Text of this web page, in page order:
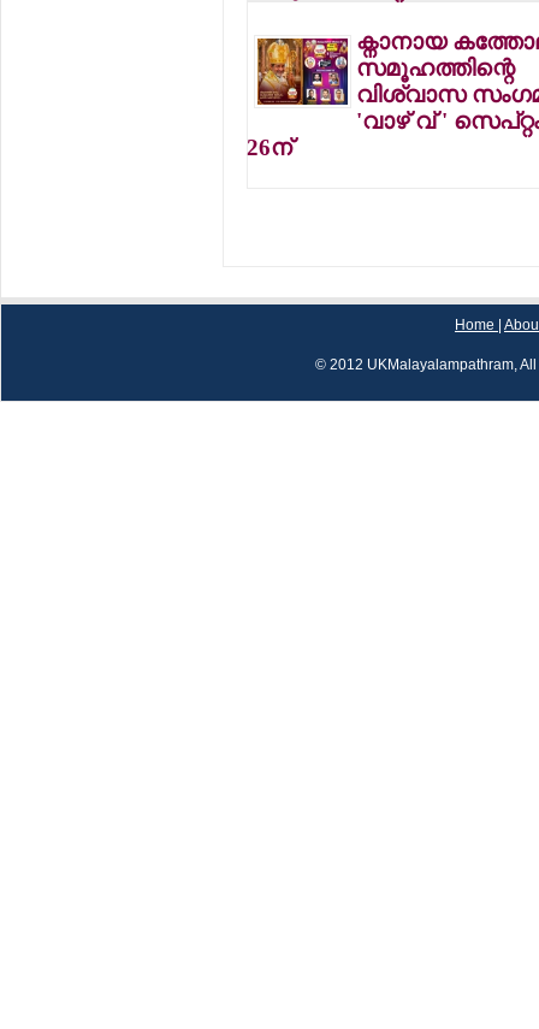
ക്നാനായ
സമൂഹത്തിന്റെ
വിശ്വാസ
'വാഴ് വ് '
26ന്
Home
© 2012 UKMalayalampathram,